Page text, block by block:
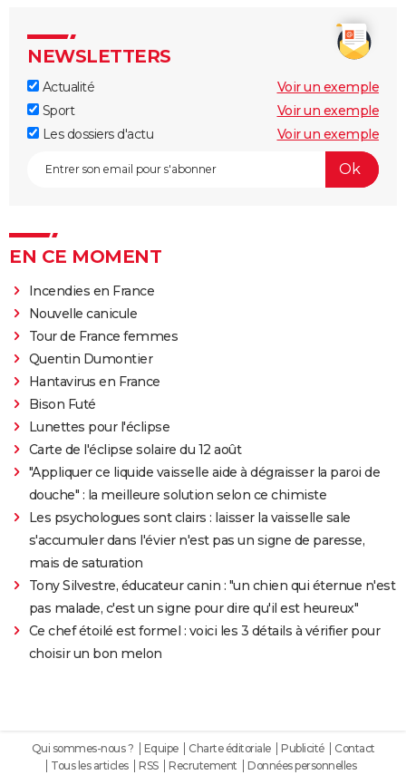
NEWSLETTERS
Actualité
Voir un exemple
Sport
Voir un exemple
Les dossiers d'actu
Voir un exemple
EN CE MOMENT
Incendies en France
Nouvelle canicule
Tour de France femmes
Quentin Dumontier
Hantavirus en France
Bison Futé
Lunettes pour l'éclipse
Carte de l'éclipse solaire du 12 août
"Appliquer ce liquide vaisselle aide à dégraisser la paroi de
douche" : la meilleure solution selon ce chimiste
Les psychologues sont clairs : laisser la vaisselle sale
s'accumuler dans l'évier n'est pas un signe de paresse,
mais de saturation
Tony Silvestre, éducateur canin : "un chien qui éternue n'est
pas malade, c'est un signe pour dire qu'il est heureux"
Ce chef étoilé est formel : voici les 3 détails à vérifier pour
choisir un bon melon
Qui sommes-nous ? Equipe Charte éditoriale Publicité
Contact
Tous les articles
RSS Recrutement Données personnelles